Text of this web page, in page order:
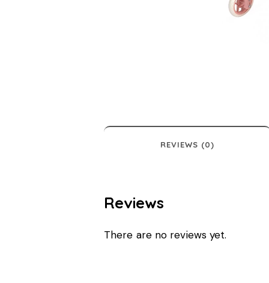
REVIEWS (0)
Reviews
There are no reviews yet.